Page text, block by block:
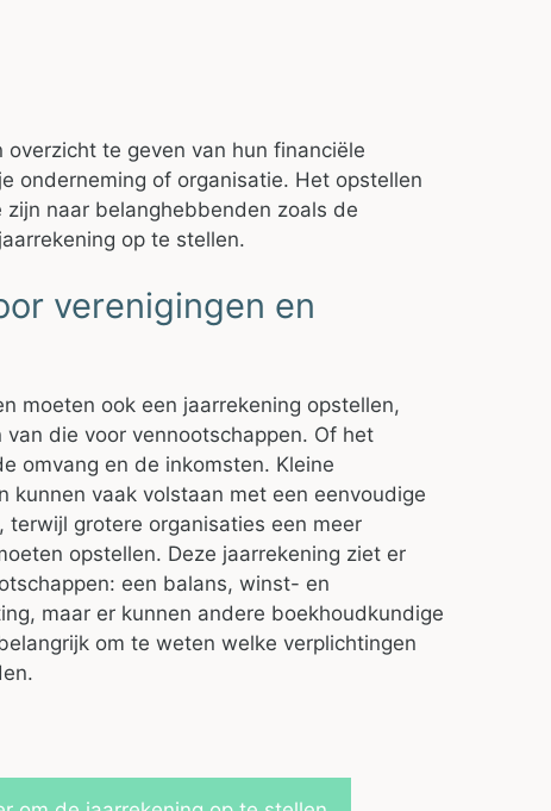
te geven van hun financiële
onderneming of organisatie. Het opstellen
naar belanghebbenden zoals de
op te stellen.
verenigingen en
moeten ook een jaarrekening opstellen,
die voor vennootschappen. Of het
omvang en de inkomsten. Kleine
kunnen vaak volstaan met een eenvoudige
grotere organisaties een meer
opstellen. Deze jaarrekening ziet er
een balans, winst- en
maar er kunnen andere boekhoudkundige
om te weten welke verplichtingen